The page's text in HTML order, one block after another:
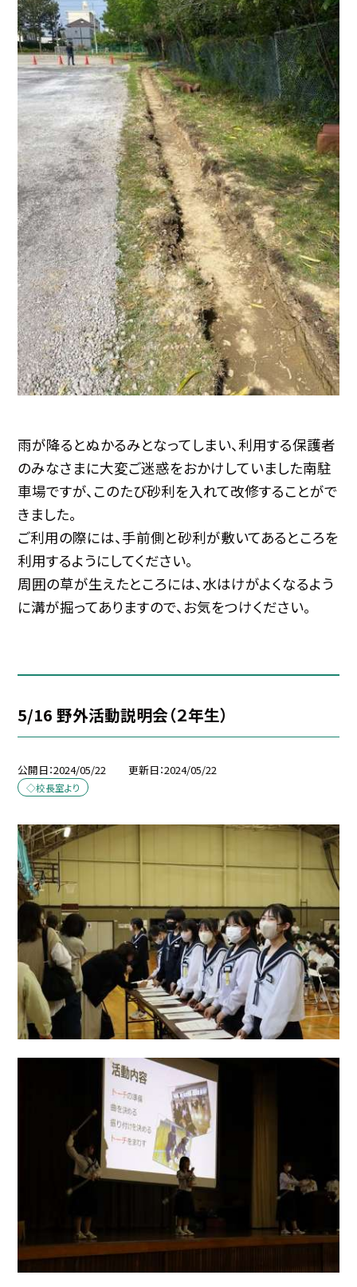
雨が降るとぬかるみとなってしまい、利用する保護者
のみなさまに大変ご迷惑をおかけしていました南駐
車場ですが、このたび砂利を入れて改修することがで
きました。
ご利用の際には、手前側と砂利が敷いてあるところを
利用するようにしてください。
周囲の草が生えたところには、水はけがよくなるよう
に溝が掘ってありますので、お気をつけください。
5/16 野外活動説明会（２年生）
公開日 2024/05/22 更新日 2024/05/22
◇校長室より